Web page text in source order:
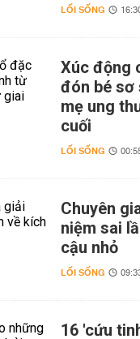
LỐI SỐNG
Xúc động
đón bé sơ
mẹ ung
cuối
LỐI SỐNG
Chuyên
niệm sai
cậu nhỏ
LỐI SỐNG
16 'cứu